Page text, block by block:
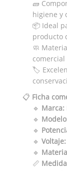
🧱
higiene y
📦 Ideal
producto
🧼
comercial
🏷️
📋 Ficha
🔹 Marca:
🔹
🔹
🔹 Voltaje:
🔹
📏